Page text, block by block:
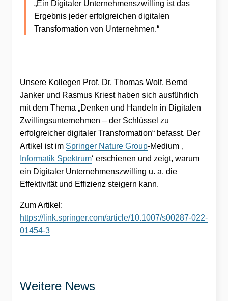
„Ein Digitaler Unternehmenszwilling ist das
Ergebnis jeder erfolgreichen digitalen
Transformation von Unternehmen.“
Unsere Kollegen Prof. Dr. Thomas Wolf, Bernd
Janker und Rasmus Kriest haben sich ausführlich
mit dem Thema „Denken und Handeln in Digitalen
Zwillingsunternehmen – der Schlüssel zu
erfolgreicher digitaler Transformation“ befasst. Der
Artikel ist im Springer Nature Group-Medium ‚
Informatik Spektrum‘ erschienen und zeigt, warum
ein Digitaler Unternehmenszwilling u. a. die
Effektivität und Effizienz steigern kann.
Zum Artikel:
https://link.springer.com/article/10.1007/s00287-022-
01454-3
Weitere News